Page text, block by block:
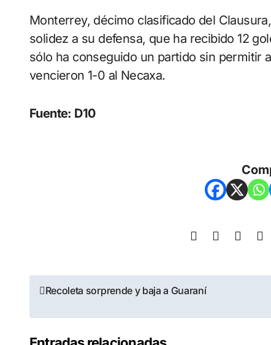
Monterrey, décimo clasificado del
solidez a su defensa, que ha recibido 12
sólo ha conseguido un partido sin permitir
vencieron 1-0 al Necaxa.
Fuente: D10
Recoleta sorprende y baja a Guaraní